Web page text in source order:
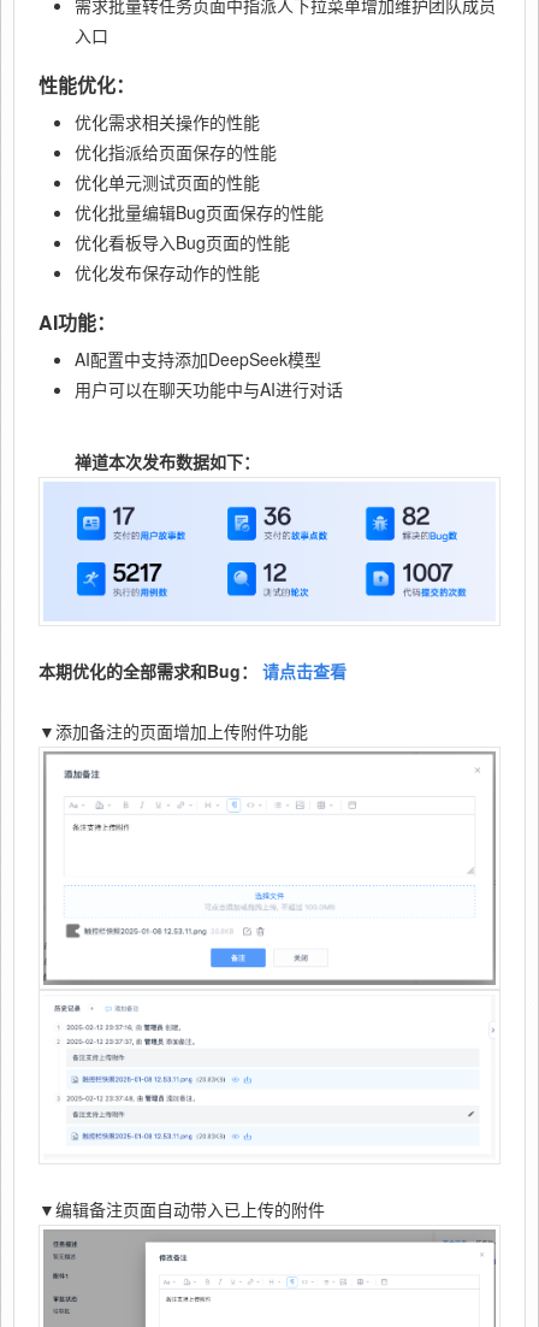
需求批量转任务页面中指派人下拉菜单增加维护团队成员
入口
性能优化：
优化需求相关操作的性能
优化指派给页面保存的性能
优化单元测试页面的性能
优化批量编辑Bug页面保存的性能
优化看板导入Bug页面的性能
优化发布保存动作的性能
AI功能：
AI配置中支持添加DeepSeek模型
用户可以在聊天功能中与AI进行对话
禅道本次发布数据如下：
本期优化的全部需求和Bug： 请点击查看
▼添加备注的页面增加上传附件功能
▼编辑备注页面自动带入已上传的附件